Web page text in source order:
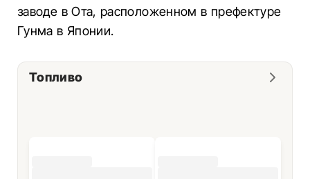
заводе в Ота, расположенном в префектуре
Гунма в Японии.
Топливо